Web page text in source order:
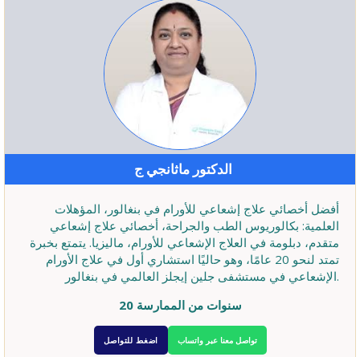
الدكتور ماثانجي ج
أفضل أخصائي علاج إشعاعي للأورام في بنغالور، المؤهلات
العلمية: بكالوريوس الطب والجراحة، أخصائي علاج إشعاعي
متقدم، دبلومة في العلاج الإشعاعي للأورام، ماليزيا. يتمتع بخبرة
تمتد لنحو 20 عامًا، وهو حاليًا استشاري أول في علاج الأورام
الإشعاعي في مستشفى جلين إيجلز العالمي في بنغالور.
20 سنوات من الممارسة
اضغط للتواصل تواصل معنا عبر واتساب